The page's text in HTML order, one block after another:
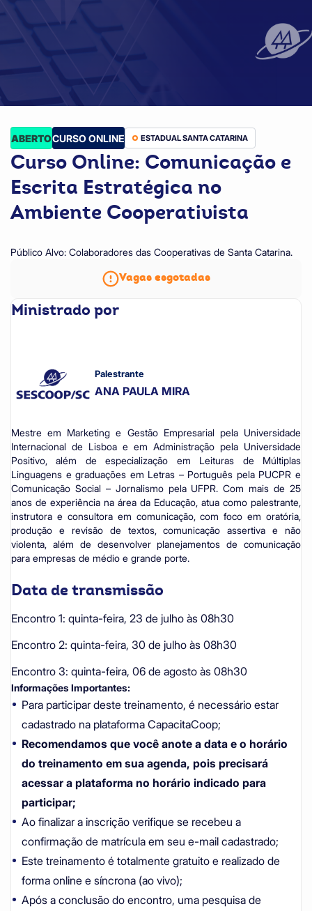
ABERTOCURSO ONLINE ESTADUAL SANTA CATARINA
Curso Online: Comunicação e
Escrita Estratégica no
Ambiente Cooperativista
Público Alvo: Colaboradores das Cooperativas de Santa Catarina.
Vagas esgotadas
Ministrado por
Palestrante
ANA PAULA MIRA
Mestre em Marketing e Gestão Empresarial pela Universidade
Internacional de Lisboa e em Administração pela Universidade
Positivo, além de especialização em Leituras de Múltiplas
Linguagens e graduações em Letras – Português pela PUCPR e
Comunicação Social – Jornalismo pela UFPR. Com mais de 25
anos de experiência na área da Educação, atua como palestrante,
instrutora e consultora em comunicação, com foco em oratória,
produção e revisão de textos, comunicação assertiva e não
violenta, além de desenvolver planejamentos de comunicação
para empresas de médio e grande porte.
Data de transmissão
Encontro 1: quinta-feira, 23 de julho às 08h30
Encontro 2: quinta-feira, 30 de julho às 08h30
Encontro 3: quinta-feira, 06 de agosto às 08h30
Informações Importantes:
Para participar deste treinamento, é necessário estar
cadastrado na plataforma CapacitaCoop;
Recomendamos que você anote a data e o horário
do treinamento em sua agenda, pois precisará
acessar a plataforma no horário indicado para
participar;
Ao finalizar a inscrição verifique se recebeu a
confirmação de matrícula em seu e-mail cadastrado;
Este treinamento é totalmente gratuito e realizado de
forma online e síncrona (ao vivo);
Após a conclusão do encontro, uma pesquisa de